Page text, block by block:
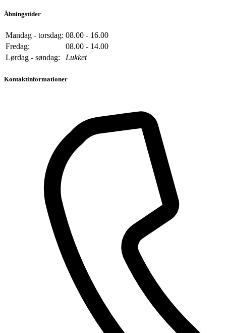
Åbningstider
Mandag - torsdag: 08.00 - 16.00
Fredag:
08.00 - 14.00
Lørdag - søndag:
Lukket
Kontaktinformationer